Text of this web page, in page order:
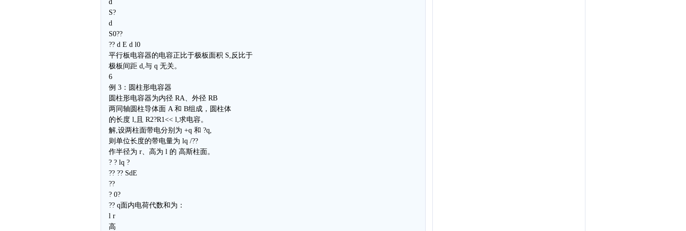
d
S?
d
S0??
?? d E d l0
平行板电容器的电容正比于极板面积 S,反比于
极板间距 d,与 q 无关。
6
例 3：圆柱形电容器
圆柱形电容器为内径 RA、外径 RB
两同轴圆柱导体面 A 和 B组成，圆柱体
的长度 l,且 R2?R1<< l,求电容。
解,设两柱面带电分别为 +q 和 ?q,
则单位长度的带电量为 lq /??
作半径为 r、高为 l 的 高斯柱面。
? ? lq ?
?? ?? SdE
??
? 0?
?? q面内电荷代数和为：
l r
高